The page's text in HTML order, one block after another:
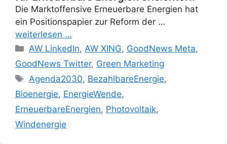
Die Marktoffensive Erneuerbare Energien hat
ein Positionspapier zur Reform der …
weiterlesen …
Categories
AW LinkedIn, AW XING, GoodNews Meta,
GoodNews Twitter, Green Marketing
Tags
Agenda2030, BezahlbareEnergie,
Bioenergie, EnergieWende,
ErneuerbareEnergien, Photovoltaik,
Windenergie